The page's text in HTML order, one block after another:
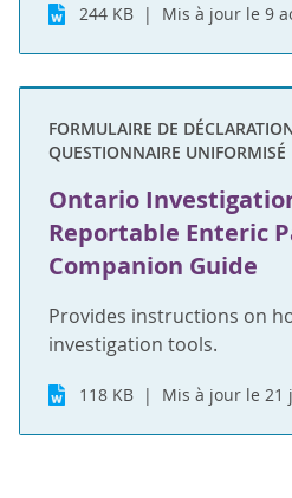
244 KB Mis à jour le 9
FORMULAIRE DE
QUESTIONNAIRE UNIFORMISÉ
Ontario
Reportable Enteric
Companion Guide
Provides instructions on
investigation tools.
118 KB Mis à jour le 21